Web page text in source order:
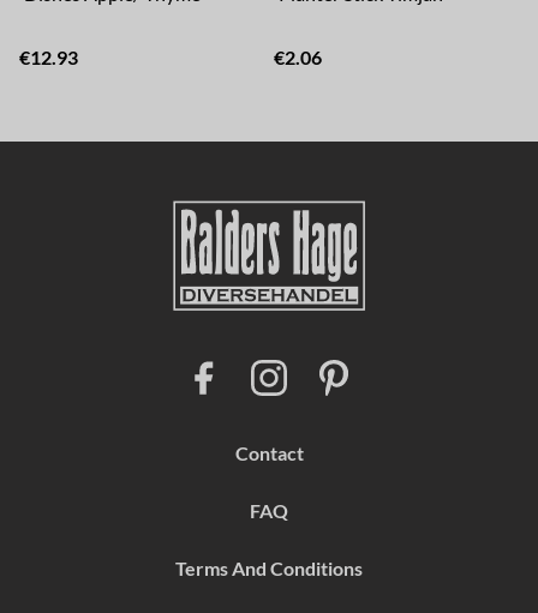
€12.93 €2.06
Contact
FAQ
Terms And Conditions
I
n
g
a
m